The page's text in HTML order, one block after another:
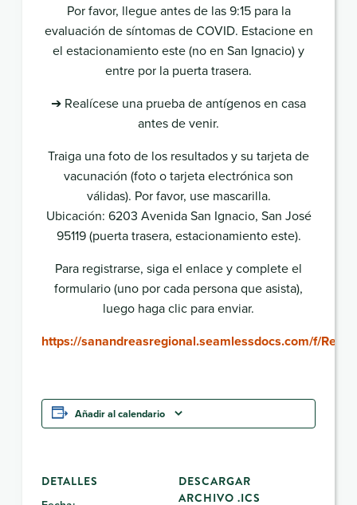
Por favor, llegue antes de las 9:15 para la
evaluación de síntomas de COVID. Estacione en
el estacionamiento este (no en San Ignacio) y
entre por la puerta trasera.
➔ Realícese una prueba de antígenos en casa
antes de venir.
Traiga una foto de los resultados y su tarjeta de
vacunación (foto o tarjeta electrónica son
válidas). Por favor, use mascarilla.
Ubicación: 6203 Avenida San Ignacio, San José
95119 (puerta trasera, estacionamiento este).
Para registrarse, siga el enlace y complete el
formulario (uno por cada persona que asista),
luego haga clic para enviar.
https://sanandreasregional.seamlessdocs.com/f/
Añadir al calendario
DETALLES
DESCARGAR
ARCHIVO .ICS